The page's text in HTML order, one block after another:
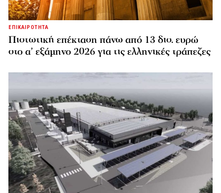
ΕΠΙΚΑΙΡΟΤΗΤΑ
Πιστωτική επέκταση πάνω από 13 δισ. ευρώ
στο α’ εξάμηνο 2026 για τις ελληνικές τράπεζες